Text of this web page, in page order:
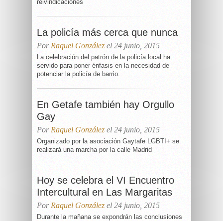
reivindicaciones
La policía más cerca que nunca
Por Raquel González el 24 junio, 2015
La celebración del patrón de la policía local ha
servido para poner énfasis en la necesidad de
potenciar la policía de barrio.
En Getafe también hay Orgullo
Gay
Por Raquel González el 24 junio, 2015
Organizado por la asociación Gaytafe LGBTI+ se
realizará una marcha por la calle Madrid
Hoy se celebra el VI Encuentro
Intercultural en Las Margaritas
Por Raquel González el 24 junio, 2015
Durante la mañana se expondrán las conclusiones